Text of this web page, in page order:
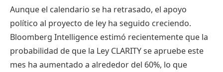
Aunque el calendario se ha retrasado, el apoyo
político al proyecto de ley ha seguido creciendo.
Bloomberg Intelligence estimó recientemente que la
probabilidad de que la Ley CLARITY se apruebe este
mes ha aumentado a alrededor del 60%, lo que